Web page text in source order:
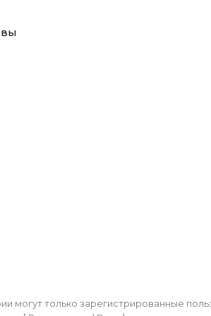
могут только зарегистрированные